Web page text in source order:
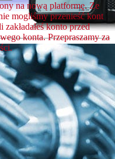
na nową platformę. Ze
mogliśmy przenieść kont
konto przed
konta. Przepraszamy za